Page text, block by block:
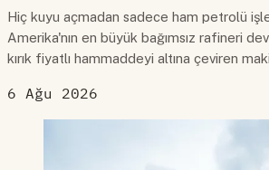
Hiç kuyu açmadan sadece ham petrolü
Amerika'nın en büyük bağımsız rafineri
kırık fiyatlı hammaddeyi altına çeviren
6 Ağu 2026